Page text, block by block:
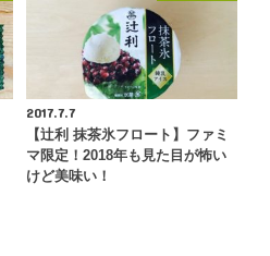
2017.7.7
【辻利 抹茶氷フロート】ファミ
マ限定！2018年も見た目が怖い
けど美味い！